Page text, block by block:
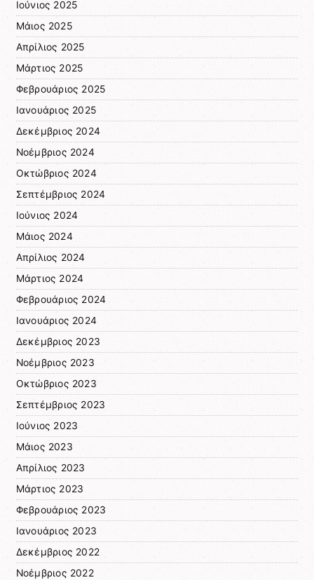
Ιούνιος 2025
Μάιος 2025
Απρίλιος 2025
Μάρτιος 2025
Φεβρουάριος 2025
Ιανουάριος 2025
Δεκέμβριος 2024
Νοέμβριος 2024
Οκτώβριος 2024
Σεπτέμβριος 2024
Ιούνιος 2024
Μάιος 2024
Απρίλιος 2024
Μάρτιος 2024
Φεβρουάριος 2024
Ιανουάριος 2024
Δεκέμβριος 2023
Νοέμβριος 2023
Οκτώβριος 2023
Σεπτέμβριος 2023
Ιούνιος 2023
Μάιος 2023
Απρίλιος 2023
Μάρτιος 2023
Φεβρουάριος 2023
Ιανουάριος 2023
Δεκέμβριος 2022
Νοέμβριος 2022